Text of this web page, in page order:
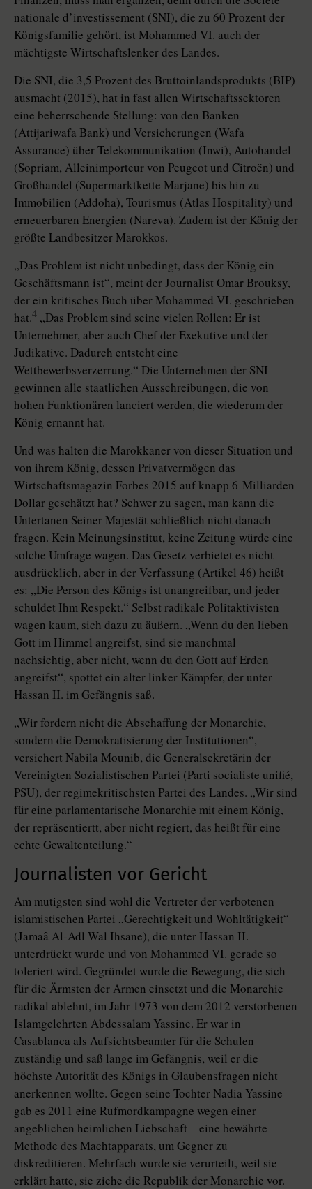
nationale d’investissement (SNI), die zu 60 Prozent der
Königsfamilie gehört, ist Mohammed VI. auch der
mächtigste Wirtschaftslenker des Landes.
Die SNI, die 3,5 Prozent des Bruttoinlandsprodukts (BIP)
ausmacht (2015), hat in fast allen Wirtschaftssektoren
eine beherrschende Stellung: von den Banken
(Attijariwafa Bank) und Versicherungen (Wafa
Assurance) über Telekommunikation (Inwi), Autohandel
(Sopriam, Alleinimporteur von Peugeot und Citroën) und
Großhandel (Supermarktkette Marjane) bis hin zu
Immobilien (Addoha), Tourismus (Atlas Hospitality) und
erneuerbaren Energien (Nareva). Zudem ist der König der
größte Landbesitzer Marokkos.
„Das Problem ist nicht unbedingt, dass der König ein
Geschäftsmann ist“, meint der Journalist Omar Brouksy,
der ein kritisches Buch über Mohammed VI. geschrieben
hat.4 „Das Problem sind seine vielen Rollen: Er ist
Unternehmer, aber auch Chef der Exekutive und der
Judikative. Dadurch entsteht eine
Wettbewerbsverzerrung.“ Die Unternehmen der SNI
gewinnen alle staatlichen Ausschreibungen, die von
hohen Funktionären lanciert werden, die wiederum der
König ernannt hat.
Und was halten die Marokkaner von dieser Situation und
von ihrem König, dessen Privatvermögen das
Wirtschaftsmagazin Forbes 2015 auf knapp 6 Milliarden
Dollar geschätzt hat? Schwer zu sagen, man kann die
Untertanen Seiner Majestät schließlich nicht danach
fragen. Kein Meinungsinstitut, keine Zeitung würde eine
solche Umfrage wagen. Das Gesetz verbietet es nicht
ausdrücklich, aber in der Verfassung (Artikel 46) heißt
es: „Die Person des Königs ist unangreifbar, und jeder
schuldet Ihm Respekt.“ Selbst radikale Politaktivisten
wagen kaum, sich dazu zu äußern. „Wenn du den lieben
Gott im Himmel angreifst, sind sie manchmal
nachsichtig, aber nicht, wenn du den Gott auf Erden
angreifst“, spottet ein alter linker Kämpfer, der unter
Hassan II. im Gefängnis saß.
„Wir fordern nicht die Abschaffung der Monarchie,
sondern die Demokratisierung der Institutionen“,
versichert Nabila Mounib, die Generalsekretärin der
Vereinigten Sozialistischen Partei (Parti socialiste unifié,
PSU), der regimekritischsten Partei des ­Landes. „Wir sind
für eine parlamentarische Monarchie mit einem König,
der repräsentiertt, aber nicht regiert, das heißt für eine
echte Gewaltenteilung.“
Journalisten vor Gericht
Am mutigsten sind wohl die Vertreter der verbotenen
islamistischen Partei „Gerechtigkeit und Wohltätigkeit“
(Jamaâ Al-Adl Wal Ihsane), die unter Hassan II.
unterdrückt wurde und von Mohammed VI. gerade so
toleriert wird. Gegründet wurde die Bewegung, die sich
für die Ärmsten der Armen einsetzt und die Monarchie
radikal ablehnt, im Jahr 1973 von dem 2012 verstorbenen
Islamgelehrten Abdessalam Yassine. Er war in
Casablanca als Aufsichtsbeamter für die Schulen
zuständig und saß lange im Gefängnis, weil er die
höchste Autorität des Königs in Glaubensfragen nicht
anerkennen wollte. Gegen seine Tochter Nadia Yassine
gab es 2011 eine Rufmordkampagne wegen einer
angeblichen heimlichen Liebschaft – eine bewährte
Methode des Machtapparats, um Gegner zu
diskreditieren. Mehrfach wurde sie verurteilt, weil sie
erklärt hatte, sie ziehe die Republik der Monarchie vor.